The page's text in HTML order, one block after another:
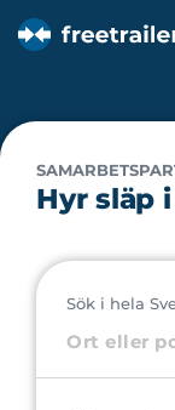
Hyr släp
Sök i hela